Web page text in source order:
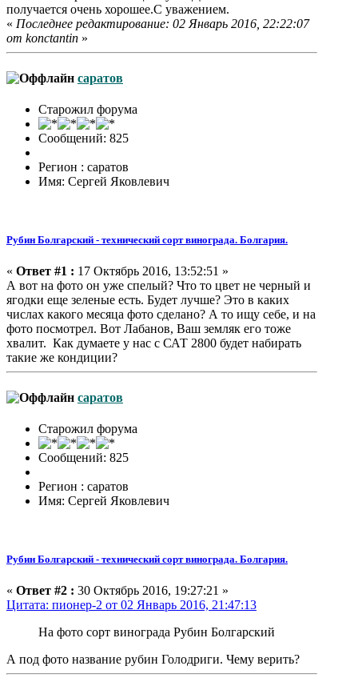
получается очень хорошее.С уважением.
« Последнее редактирование: 02 Январь 2016, 22:22:07
от konctantin »
саратов
Старожил форума
Сообщений: 825
Регион : саратов
Имя: Сергей Яковлевич
Рубин Болгарский - технический сорт винограда. Болгария.
« Ответ #1 : 17 Октябрь 2016, 13:52:51 »
А вот на фото он уже спелый? Что то цвет не черный и
ягодки еще зеленые есть. Будет лучше? Это в каких
числах какого месяца фото сделано? А то ищу себе, и на
фото посмотрел. Вот Лабанов, Ваш земляк его тоже
хвалит. Как думаете у нас с САТ 2800 будет набирать
такие же кондиции?
саратов
Старожил форума
Сообщений: 825
Регион : саратов
Имя: Сергей Яковлевич
Рубин Болгарский - технический сорт винограда. Болгария.
« Ответ #2 : 30 Октябрь 2016, 19:27:21 »
Цитата: пионер-2 от 02 Январь 2016, 21:47:13
На фото сорт винограда Рубин Болгарский
А под фото название рубин Голодриги. Чему верить?